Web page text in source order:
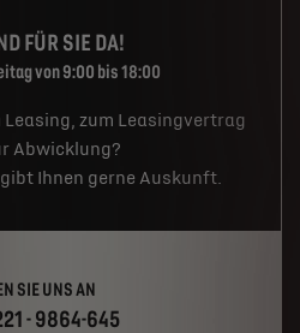
FÜR SIE DA!
von 9:00 bis 18:00
Leasing, zum Leasingvertrag
Abwicklung?
Ihnen gerne Auskunft.
SIE UNS AN
- 9864-645